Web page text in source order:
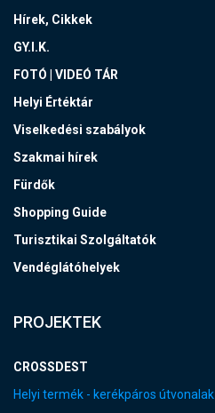
Hírek, Cikkek
GY.I.K.
FOTÓ | VIDEÓ TÁR
Helyi Értéktár
Viselkedési szabályok
Szakmai hírek
Fürdők
Shopping Guide
Turisztikai Szolgáltatók
Vendéglátóhelyek
PROJEKTEK
CROSSDEST
Helyi termék - kerékpáros útvonalak